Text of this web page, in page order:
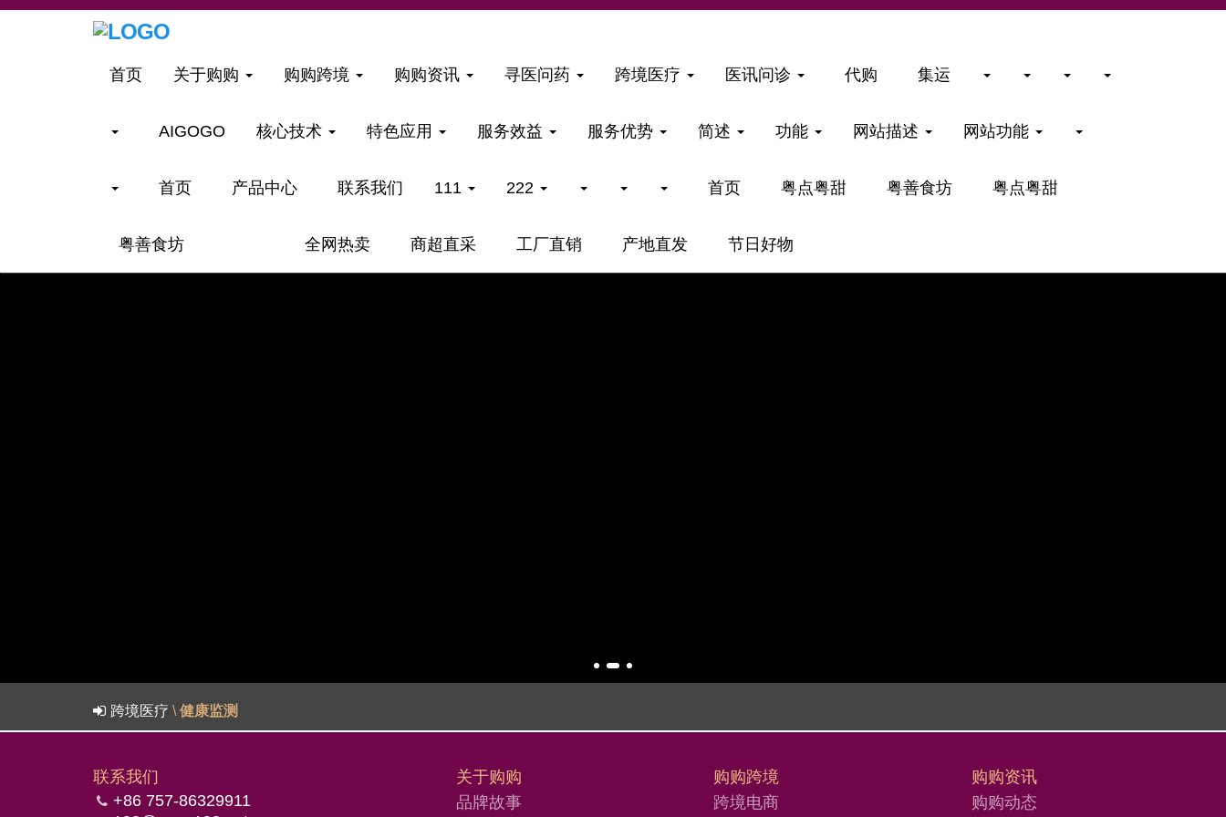
首页 关于购购 购购跨境 购购资讯 寻医问药 跨境医疗 医讯问诊 代购 集运
AIGOGO 核心技术 特色应用 服务效益 服务优势 简述 功能 网站描述 网站功能
首页 产品中心 联系我们 111 222 首页 粤点粤甜 粤善食坊 粤点粤甜
粤善食坊 全网热卖 商超直采 工厂直销 产地直发 节日好物
跨境医疗 \ 健康监测
联系我们
+86 757-86329911
关于购购
品牌故事
购购跨境
跨境电商
购购资讯
购购动态